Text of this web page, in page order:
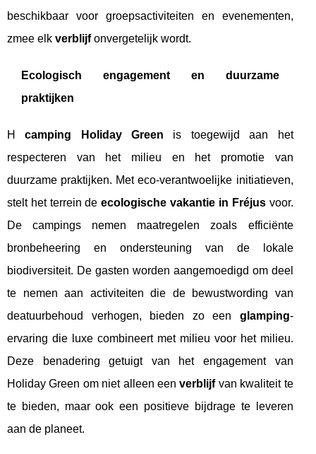
beschikbaar voor groepsactiviteiten en evenementen,
zmee elk verblijfonvergetelijk wordt.
Ecologisch engagement en duurzame
praktijken
Hcamping Holiday Green is toegewijd aan het
respecteren van het milieu en het promotie van
duurzame praktijken. Met eco-verantwoelijke initiatieven,
stelt het terrein deecologische vakantie in Fréjusvoor.
De campings nemen maatregelen zoals efficiënte
bronbeheering en ondersteuning van de lokale
biodiversiteit. De gasten worden aangemoedigd om deel
te nemen aan activiteiten die de bewustwording van
deatuurbehoud verhogen, bieden zo een glamping-
ervaring die luxe combineert met milieu voor het milieu.
Deze benadering getuigt van het engagement van
Holiday Green om niet alleen eenverblijfvan kwaliteit te
te bieden, maar ook een positieve bijdrage te leveren
aan de planeet.